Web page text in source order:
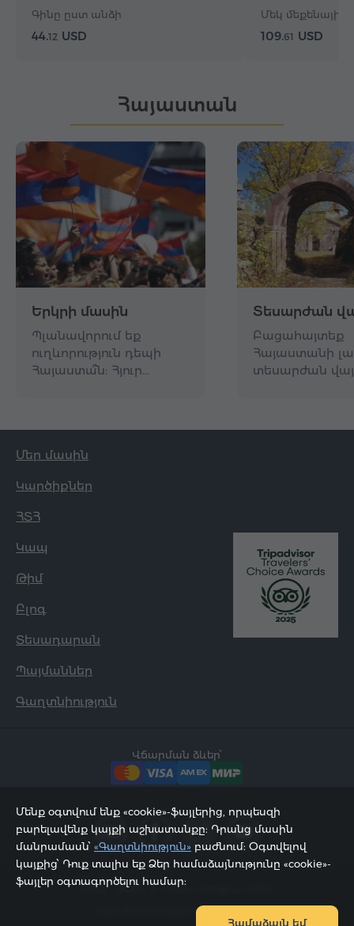
Գինը ըստ անձի
44.12 USD
Մեկ մեքենայի
109.61 USD
Հայաստան
Երկրի մասին
Պլանավորում եք
ուղևորություն դեպի
Հայաստա՞ն: Հյուր…
Տեսարժան
Բացահայտեք
Հայաստանի
տեսարժան
Մեր մասին
Կարծիքներ
ՀՏՀ
Կապ
Թիմ
Բլոգ
Տեսադարան
Պայմաններ
Գաղտնիություն
Վճարման ձևեր՝
2002 - 2026, © «Հյուր Սերվիս» ՍՊԸ;
Էջը թարմացվել է 08.08.2026
Մենք օգտվում ենք «cookie»-ֆայլերից, որպեսզի
բարելավենք կայքի աշխատանքը: Դրանց մասին
մանրամասն՝ «Գաղտնիություն» բաժնում: Օգտվելով
կայքից՝ Դուք տալիս եք Ձեր համաձայնությունը «cookie»-
ֆայլեր օգտագործելու համար:
Համաձայն եմ